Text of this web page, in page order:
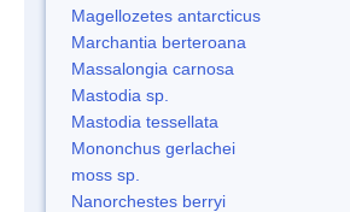
Magellozetes antarcticus
Marchantia berteroana
Massalongia carnosa
Mastodia sp.
Mastodia tessellata
Mononchus gerlachei
moss sp.
Nanorchestes berryi